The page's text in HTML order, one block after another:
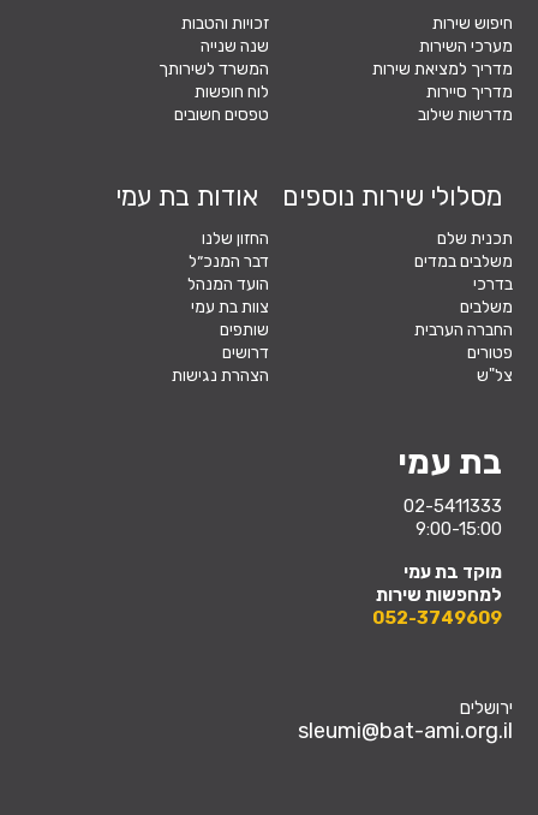
בת עמי
02-5411333
9:00-15:00
מוקד בת עמי
למחפשות שירות
052-3749609
חיפוש שירות
מערכי השירות
מדריך למציאת שירות
מדריך סיירות
מדרשות שילוב
זכויות והטבות
שנה שנייה
המשרד לשירותך
לוח חופשות
טפסים חשובים
מסלולי שירות נוספים
תכנית שלם
משלבים במדים
בדרכי
משלבים
החברה הערבית
פטורים
צל"ש
אודות בת עמי
החזון שלנו
דבר המנכ״ל
הועד המנהל
צוות בת עמי
שותפים
דרושים
הצהרת נגישות
ירושלים
sleumi@bat-ami.org.il